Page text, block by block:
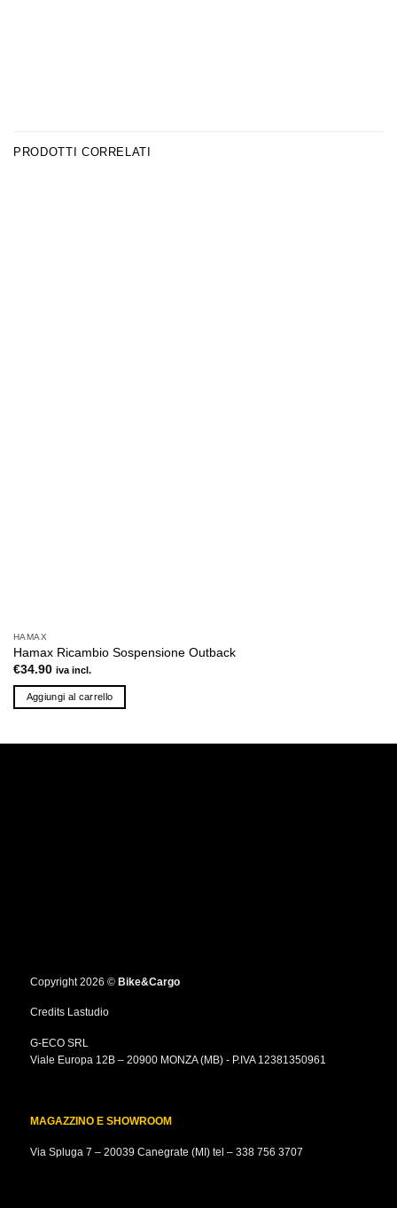
PRODOTTI CORRELATI
HAMAX
Hamax Ricambio Sospensione Outback
€34.90 iva incl.
Aggiungi al carrello
Copyright 2026 © Bike&Cargo
Credits Lastudio
G-ECO SRL
Viale Europa 12B – 20900 MONZA (MB) - P.IVA 12381350961
MAGAZZINO E SHOWROOM
Via Spluga 7 – 20039 Canegrate (MI) tel – 338 756 3707